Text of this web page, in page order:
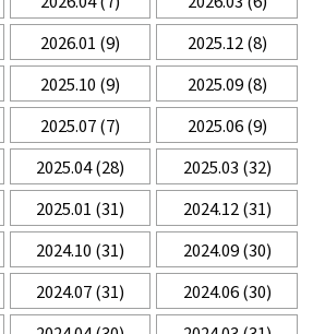
2026.01 (9) 2025.12(8)
2025.10 (9) 2025.09(8)
2025.07(7) 2025.06(9)
2025.04(28) 2025.03 (32)
2025.01 (31) 2024.12(31)
2024.10 (31) 2024.09(30)
2024.07(31) 2024.06(30)